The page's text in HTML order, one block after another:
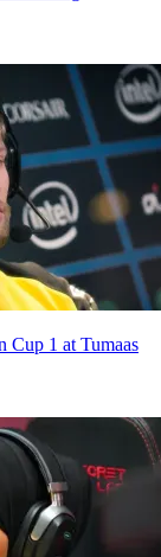
Cup 1 at Tumaas